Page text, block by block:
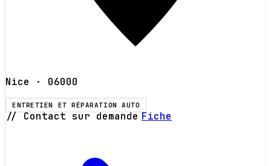
Nice · 06000
ENTRETIEN ET RÉPARATION AUTO
// Contact sur demande Fiche